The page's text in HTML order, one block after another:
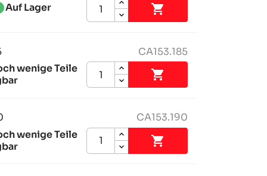
Auf Lager 
CA153.185
wenige Teile

CA153.190
wenige Teile
